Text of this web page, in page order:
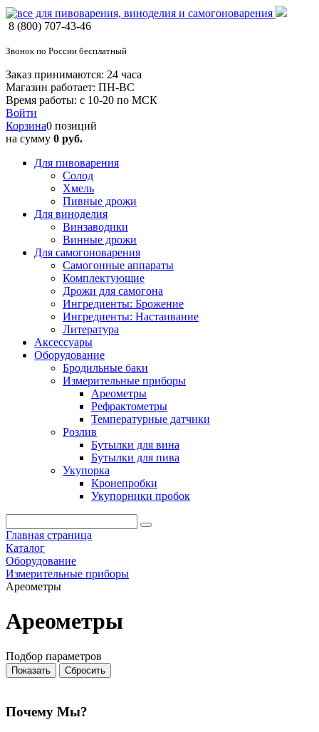
8 (800) 707-43-46
Звонок по России бесплатный
Заказ принимаются: 24 часа
Магазин работает: ПН-ВС
Время работы: с 10-20 по МСК
Войти
Корзина0 позиций
на сумму 0 руб.
Для пивоварения
Солод
Хмель
Пивные дрожи
Для виноделия
Винзаводики
Винные дрожи
Для самогоноварения
Самогонные аппараты
Комплектующие
Дрожи для самогона
Ингредиенты: Брожение
Ингредиенты: Настаивание
Литература
Аксессуары
Оборудование
Бродильные баки
Измерительные приборы
Ареометры
Рефрактометры
Температурные датчики
Розлив
Бутылки для вина
Бутылки для пива
Укупорка
Кронепробки
Укупорники пробок
Главная страница
Каталог
Оборудование
Измерительные приборы
Ареометры
Ареометры
Подбор параметров
Почему Мы?